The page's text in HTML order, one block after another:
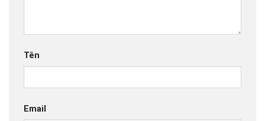
Tên
Email